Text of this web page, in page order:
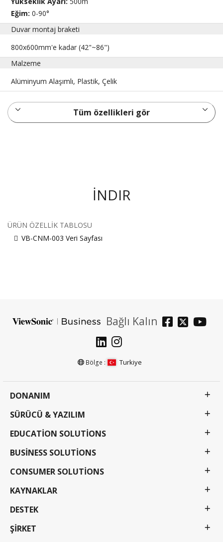
Eğim:0-90°
Duvar montaj braketi
800x600mm'e kadar (42"~86")
Malzeme
Alüminyum Alaşımlı, Plastik, Çelik
Tüm özellikleri gör
İNDIR
ÜRÜN ÖZELLIK TABLOSU
VB-CNM-003 Veri Sayfası
Bağlı Kalın
Bölge : Turkiye
DONANIM
SÜRÜCÜ & YAZILIM
EDUCATION SOLUTIONS
BUSINESS SOLUTIONS
CONSUMER SOLUTIONS
KAYNAKLAR
DESTEK
ŞIRKET